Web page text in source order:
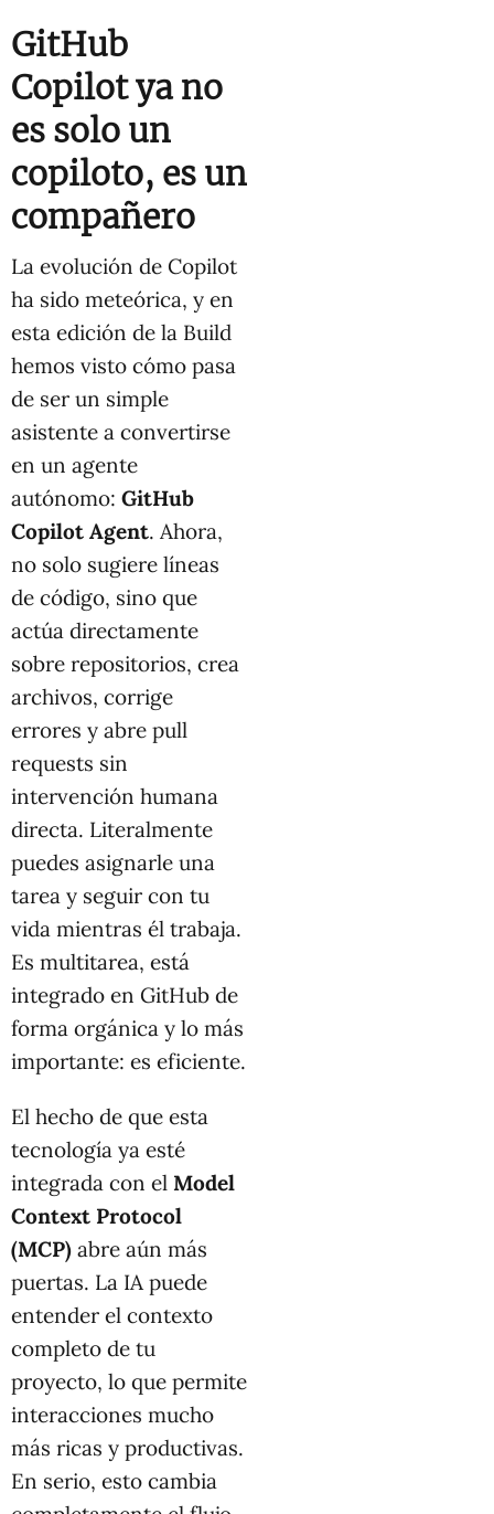
GitHub
Copilot ya no
es solo un
copiloto, es un
compañero
La evolución de Copilot
ha sido meteórica, y en
esta edición de la Build
hemos visto cómo pasa
de ser un simple
asistente a convertirse
en un agente
autónomo: GitHub
Copilot Agent. Ahora,
no solo sugiere líneas
de código, sino que
actúa directamente
sobre repositorios, crea
archivos, corrige
errores y abre pull
requests sin
intervención humana
directa. Literalmente
puedes asignarle una
tarea y seguir con tu
vida mientras él trabaja.
Es multitarea, está
integrado en GitHub de
forma orgánica y lo más
importante: es eficiente.
El hecho de que esta
tecnología ya esté
integrada con el Model
Context Protocol
(MCP) abre aún más
puertas. La IA puede
entender el contexto
completo de tu
proyecto, lo que permite
interacciones mucho
más ricas y productivas.
En serio, esto cambia